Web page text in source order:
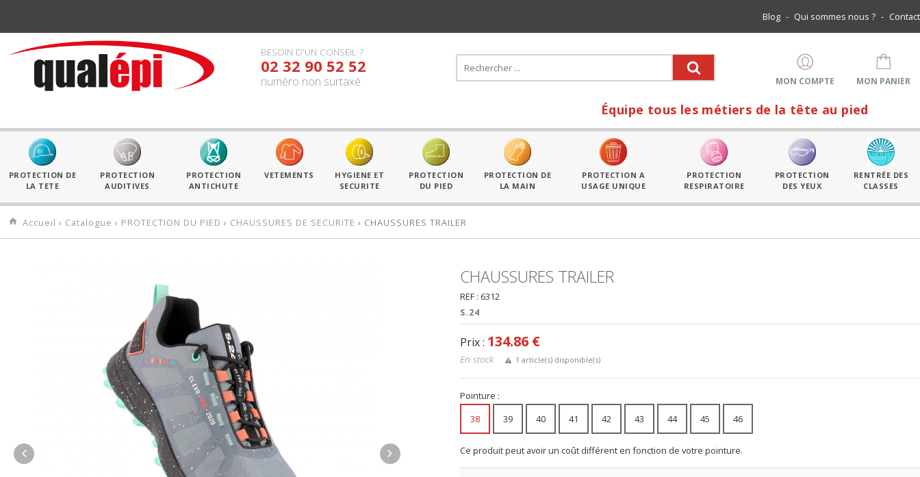
Blog - Qui sommes nous ? - Contact
BESOIN D'UN CONSEIL ?
02 32 90 52 52
numéro non surtaxé MON COMPTE MON PANIER
Équipe tous les métiers de la tête au pied
PROTECTION DE
LA TETE
PROTECTION
AUDITIVES
PROTECTION
ANTICHUTE
VETEMENTS
HYGIENE ET
SECURITE
PROTECTION
DU PIED
PROTECTION DE
LA MAIN
PROTECTION A
USAGE UNIQUE
PROTECTION
RESPIRATOIRE
PROTECTION
DES YEUX
RENTRÉE DES
CLASSES
Accueil › Catalogue › PROTECTION DU PIED › CHAUSSURES DE SECURITE › CHAUSSURES TRAILER
CHAUSSURES TRAILER
REF : 6312
S.24
Prix : 134.86 €
En stock 1 article(s) disponible(s)
Pointure :
38
39 40 41 42 43 44 45 46
Ce produit peut avoir un coût différent en fonction de votre pointure.